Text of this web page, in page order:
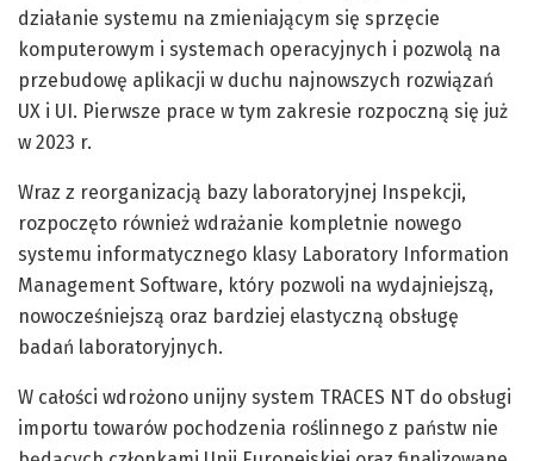
działanie systemu na zmieniającym się sprzęcie
komputerowym i systemach operacyjnych i pozwolą na
przebudowę aplikacji w duchu najnowszych rozwiązań
UX i UI. Pierwsze prace w tym zakresie rozpoczną się już
w 2023 r.
Wraz z reorganizacją bazy laboratoryjnej Inspekcji,
rozpoczęto również wdrażanie kompletnie nowego
systemu informatycznego klasy Laboratory Information
Management Software, który pozwoli na wydajniejszą,
nowocześniejszą oraz bardziej elastyczną obsługę
badań laboratoryjnych.
W całości wdrożono unijny system TRACES NT do obsługi
importu towarów pochodzenia roślinnego z państw nie